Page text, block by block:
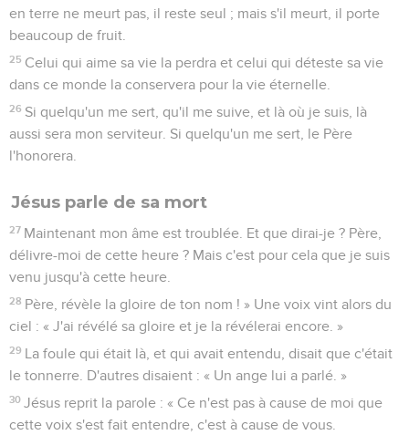
en terre ne meurt pas, il reste seul ; mais s'il meurt, il porte
beaucoup de fruit.
25 Celui qui aime sa vie la perdra et celui qui déteste sa vie
dans ce monde la conservera pour la vie éternelle.
26 Si quelqu'un me sert, qu'il me suive, et là où je suis, là
aussi sera mon serviteur. Si quelqu'un me sert, le Père
l'honorera.
Jésus parle de sa mort
27 Maintenant mon âme est troublée. Et que dirai-je ? Père,
délivre-moi de cette heure ? Mais c'est pour cela que je suis
venu jusqu'à cette heure.
28 Père, révèle la gloire de ton nom ! » Une voix vint alors du
ciel : « J'ai révélé sa gloire et je la révélerai encore. »
29 La foule qui était là, et qui avait entendu, disait que c'était
le tonnerre. D'autres disaient : « Un ange lui a parlé. »
30 Jésus reprit la parole : « Ce n'est pas à cause de moi que
cette voix s'est fait entendre, c'est à cause de vous.